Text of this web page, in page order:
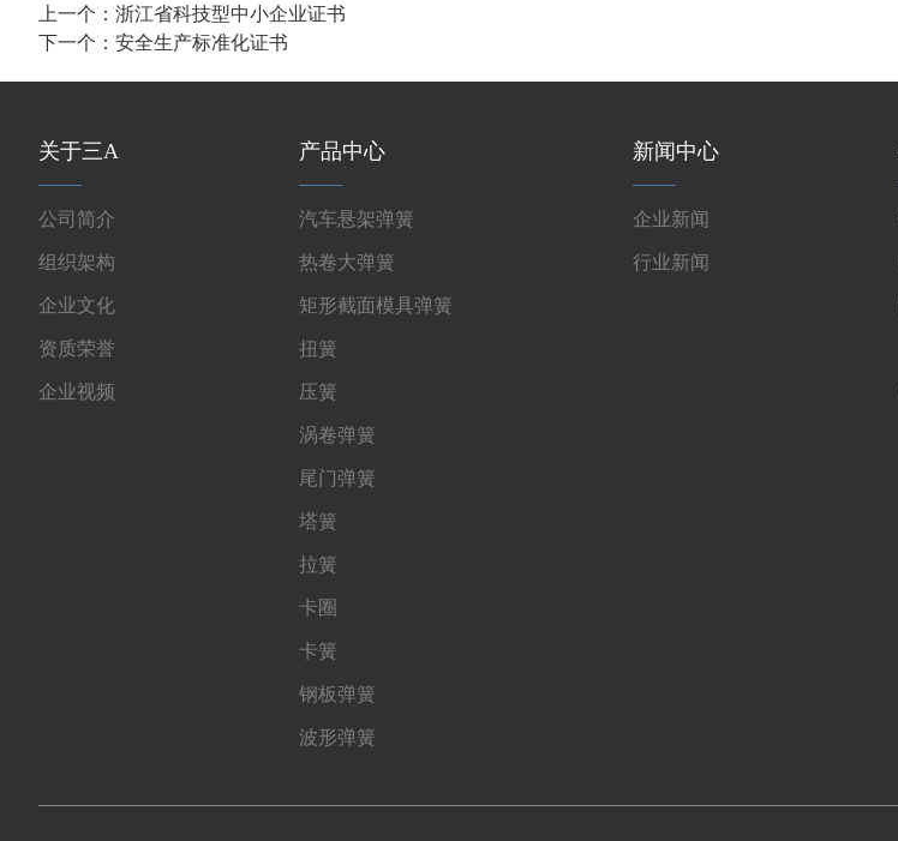
上一个： 浙江省科技型中小企业证书
下一个： 安全生产标准化证书
关于三A
公司简介
组织架构
企业文化
资质荣誉
企业视频
产品中心
汽车悬架弹簧
热卷大弹簧
矩形截面模具弹簧
扭簧
压簧
涡卷弹簧
尾门弹簧
塔簧
拉簧
卡圈
卡簧
钢板弹簧
波形弹簧
新闻中心
企业新闻
行业新闻